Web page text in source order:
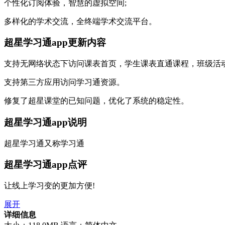
个性化订阅体验，智慧的虚拟空间;
多样化的学术交流，全终端学术交流平台。
超星学习通app更新内容
支持无网络状态下访问课表首页，学生课表直通课程，班级活
支持第三方应用访问学习通资源。
修复了超星课堂的已知问题，优化了系统的稳定性。
超星学习通app说明
超星学习通又称学习通
超星学习通app点评
让线上学习变的更加方便!
展开
详细信息